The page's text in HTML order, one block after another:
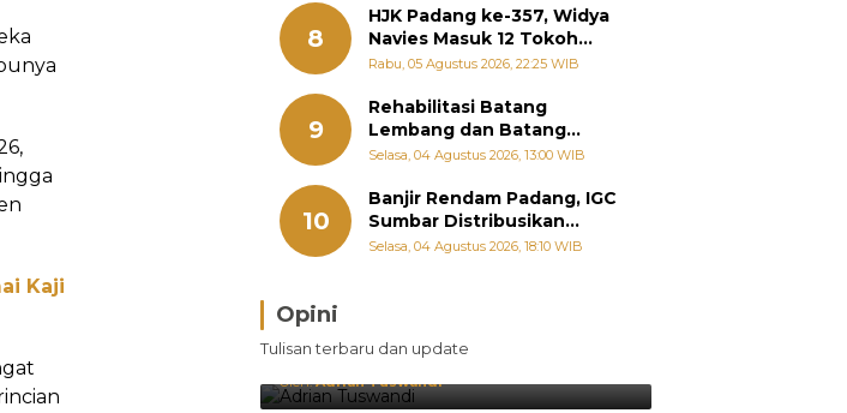
Kaji
8
HJK Padang ke-357, Widya
Navies Masuk 12 Tokoh
Masyarakat Penerima
Padang
Rabu, 05 Agustus 2026, 22:25 WIB
9
Rehabilitasi Batang
Lembang dan Batang
Gawan Segera Dimulai, Zigo
Berjalan
Selasa, 04 Agustus 2026, 13:00 WIB
10
Banjir Rendam Padang, IGC
Sumbar Distribusikan
Ratusan Nasi Bungkus dan
Selasa, 04 Agustus 2026, 18:10 WIB
Opini
Tulisan terbaru dan update
Brasil Lebih Diunggulkan, tetapi
Jepang Selalu Punya Cara Membuat
Kejutan
Oleh:Adrian Tuswandi